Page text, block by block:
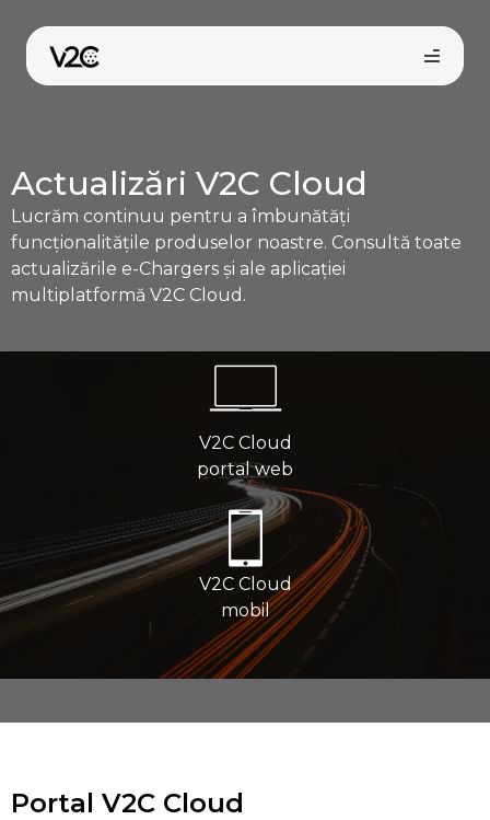
conținut
Cumpără online
Actualizări V2C Cloud
Lucrăm continuu pentru a îmbunătăți
funcționalitățile produselor noastre. Consultă toate
actualizările e-Chargers și ale aplicației
multiplatformă V2C Cloud.
V2C Cloud
portal web
V2C Cloud
mobil
Portal V2C Cloud